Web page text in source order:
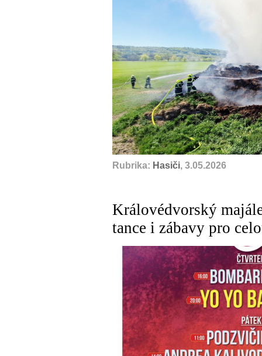
Rubrika: Hasiči, 3.05.2026
Královédvorský
tance i zábavy pro